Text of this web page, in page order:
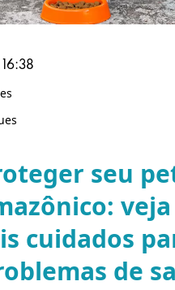
seu
cuidados
de